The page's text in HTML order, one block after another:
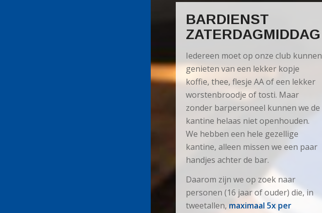
BARDIENST
ZATERDAGMIDDAG
Iedereen moet op onze club kunnen
genieten van een lekker kopje
koffie, thee, flesje AA of een lekker
worstenbroodje of tosti. Maar
zonder barpersoneel kunnen we de
kantine helaas niet openhouden.
We hebben een hele gezellige
kantine, alleen missen we een paar
handjes achter de bar.
Daarom zijn we op zoek naar
personen (16 jaar of ouder) die, in
tweetallen, maximaal 5x per